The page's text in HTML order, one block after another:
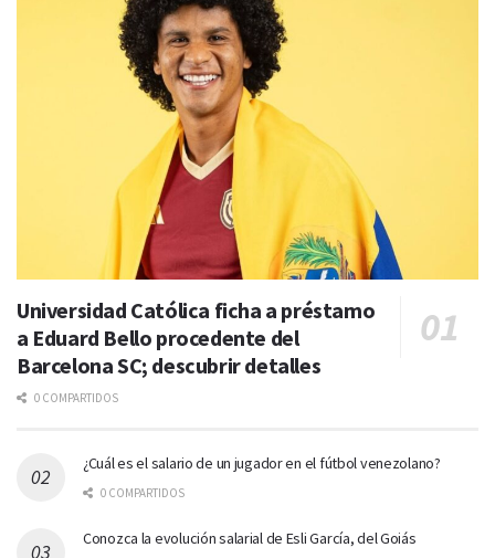
Universidad Católica ficha a préstamo
a Eduard Bello procedente del
Barcelona SC; descubrir detalles
0 COMPARTIDOS
¿Cuál es el salario de un jugador en el fútbol venezolano?
0 COMPARTIDOS
Conozca la evolución salarial de Esli García, del Goiás